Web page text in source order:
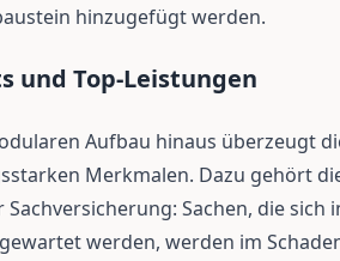
hinzugefügt werden.
und Top-Leistungen
Aufbau hinaus überzeugt
Merkmalen. Dazu gehört
Sachversicherung: Sachen, die
werden, werden im